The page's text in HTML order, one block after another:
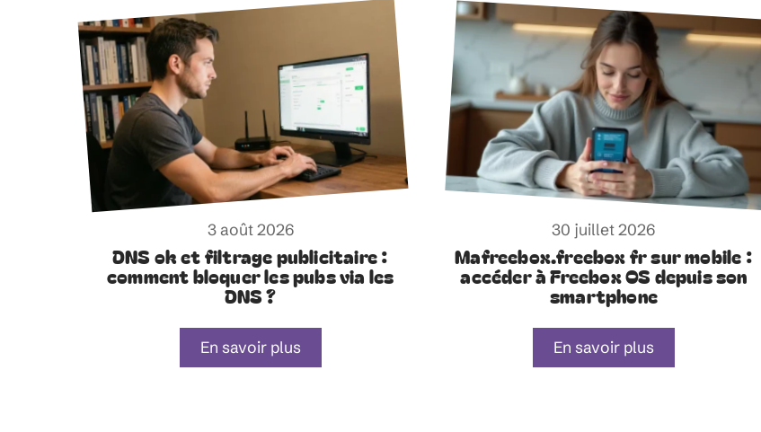
3 août 2026
DNS ok et filtrage publicitaire :
comment bloquer les pubs via les
DNS ?
En savoir plus
30 juillet 2026
Mafreebox.freebox fr sur mobile :
accéder à Freebox OS depuis son
smartphone
En savoir plus